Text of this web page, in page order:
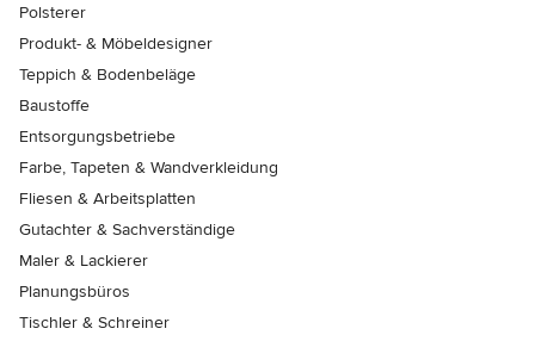
Polsterer
Produkt- & Möbeldesigner
Teppich & Bodenbeläge
Baustoffe
Entsorgungsbetriebe
Farbe, Tapeten & Wandverkleidung
Fliesen & Arbeitsplatten
Gutachter & Sachverständige
Maler & Lackierer
Planungsbüros
Tischler & Schreiner